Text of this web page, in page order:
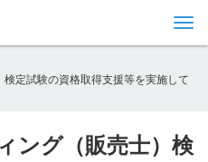
定試験の資格取得支援等を実施して
ング（販売士）検